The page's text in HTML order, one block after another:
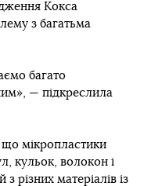
Кокса
з багатьма
багато
— підкреслила
мікропластики
кульок, волокон і
різних матеріалів із